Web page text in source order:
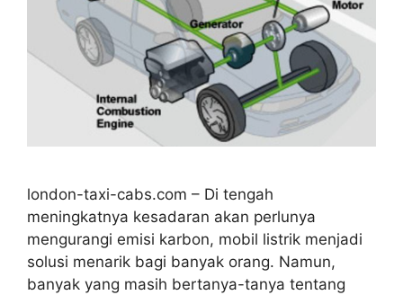
london-taxi-cabs.com – Di tengah
meningkatnya kesadaran akan perlunya
mengurangi emisi karbon, mobil listrik menjadi
solusi menarik bagi banyak orang. Namun,
banyak yang masih bertanya-tanya tentang